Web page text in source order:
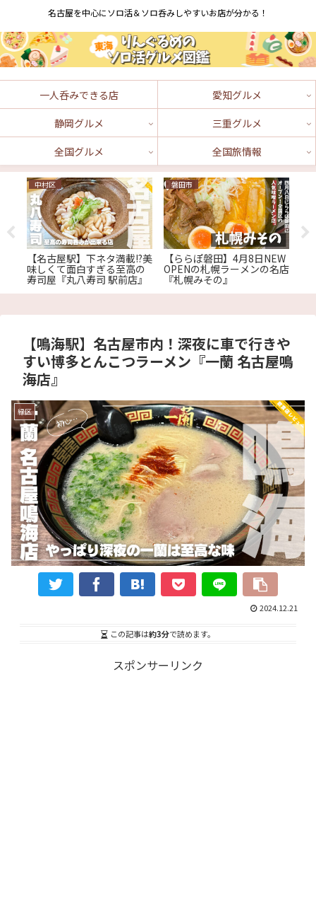
名古屋を中心にソロ活＆ソロ呑みしやすいお店が分かる！
一人呑みできる店
愛知グルメ
静岡グルメ
三重グルメ
全国グルメ
全国旅情報
中村区
【名古屋駅】下ネタ満載!?美
味しくて面白すぎる至高の
寿司屋『丸八寿司 駅前店』
磐田市
【ららぽ磐田】4月8日NEW
OPENの札幌ラーメンの名店
『札幌みその』
【鳴海駅】名古屋市内！深夜に車で行きや
すい博多とんこつラーメン『一蘭 名古屋鳴
海店』
緑区
2024.12.21
この記事は約3分で読めます。
スポンサーリンク